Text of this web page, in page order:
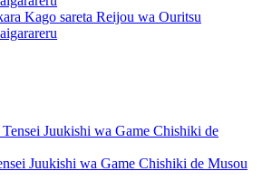
Kago sareta Reijou wa Ouritsu
Juukishi wa Game Chishiki de Musou